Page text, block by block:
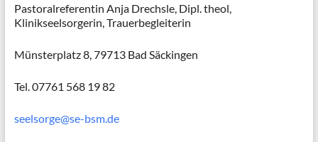
Pastoralreferentin Anja Drechsle, Dipl. theol,
Klinikseelsorgerin, Trauerbegleiterin
Münsterplatz 8, 79713 Bad Säckingen
Tel. 07761 568 19 82
seelsorge@se-bsm.de